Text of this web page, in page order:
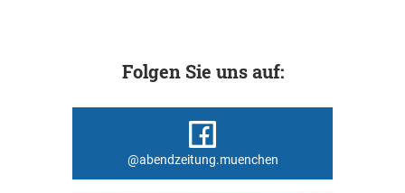
Folgen Sie uns auf:
@abendzeitung.muenchen